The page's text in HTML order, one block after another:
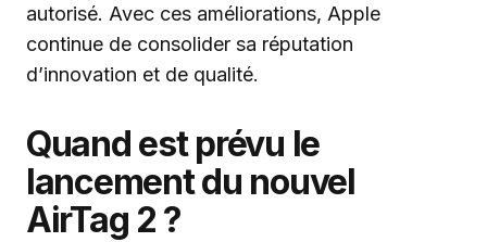
autorisé. Avec ces améliorations, Apple
continue de consolider sa réputation
d’innovation et de qualité.
Quand est prévu le
lancement du nouvel
AirTag 2 ?